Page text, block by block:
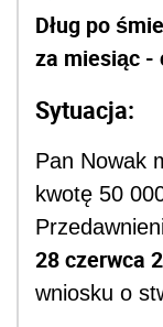
Dług po
za miesiąc -
Sytuacja:
Pan Nowak
kwotę 50
28 czerwca
wniosku o